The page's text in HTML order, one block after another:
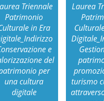
Triennale
Patrimonio
in Era
e
del
per
una cultura
digitale
Laurea
turismo